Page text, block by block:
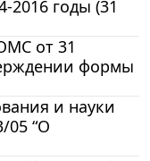
2016 годы (31
от 31
формы
и науки
05 “О